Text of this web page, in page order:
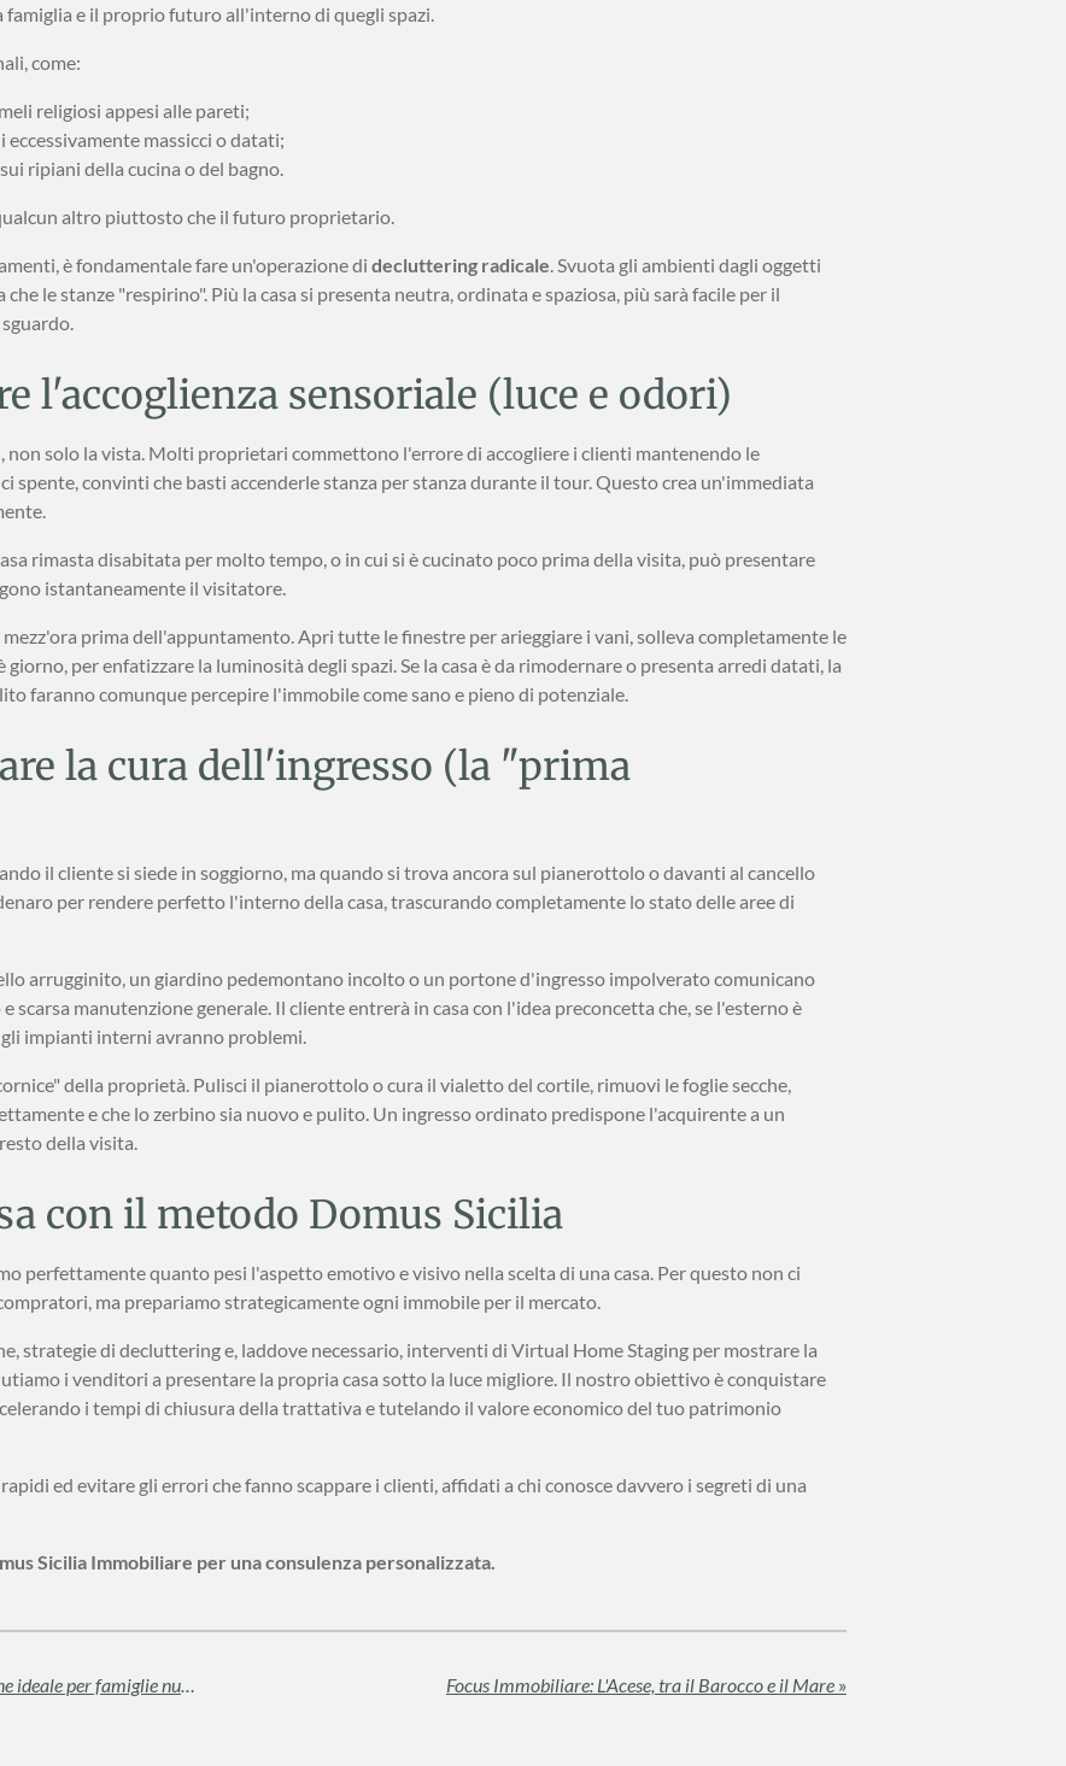
e il proprio futuro all'interno di quegli spazi.
come:
religiosi appesi alle pareti;
massicci o datati;
ripiani della cucina o del bagno.
altro piuttosto che il futuro proprietario.
è fondamentale fare un'operazione di decluttering radicale . Svuota gli ambienti dagli oggetti
le stanze "respirino". Più la casa si presenta neutra, ordinata e spaziosa, più sarà facile per il
l'accoglienza sensoriale (luce e odori)
solo la vista. Molti proprietari commettono l'errore di accogliere i clienti mantenendo le
spente, convinti che basti accenderle stanza per stanza durante il tour. Questo crea un'immediata
rimasta disabitata per molto tempo, o in cui si è cucinato poco prima della visita, può presentare
istantaneamente il visitatore.
prima dell'appuntamento. Apri tutte le finestre per arieggiare i vani, solleva completamente le
giorno, per enfatizzare la luminosità degli spazi. Se la casa è da rimodernare o presenta arredi datati, la
faranno comunque percepire l'immobile come sano e pieno di potenziale.
la cura dell'ingresso (la "prima
il cliente si siede in soggiorno, ma quando si trova ancora sul pianerottolo o davanti al cancello
per rendere perfetto l'interno della casa, trascurando completamente lo stato delle aree di
arrugginito, un giardino pedemontano incolto o un portone d'ingresso impolverato comunicano
scarsa manutenzione generale. Il cliente entrerà in casa con l'idea preconcetta che, se l'esterno è
impianti interni avranno problemi.
della proprietà. Pulisci il pianerottolo o cura il vialetto del cortile, rimuovi le foglie secche,
e che lo zerbino sia nuovo e pulito. Un ingresso ordinato predispone l'acquirente a un
della visita.
con il metodo Domus Sicilia
perfettamente quanto pesi l'aspetto emotivo e visivo nella scelta di una casa. Per questo non ci
ma prepariamo strategicamente ogni immobile per il mercato.
strategie di decluttering e, laddove necessario, interventi di Virtual Home Staging per mostrare la
i venditori a presentare la propria casa sotto la luce migliore. Il nostro obiettivo è conquistare
i tempi di chiusura della trattativa e tutelando il valore economico del tuo patrimonio
ed evitare gli errori che fanno scappare i clienti, affidati a chi conosce davvero i segreti di una
Sicilia Immobiliare per una consulenza personalizzata.
Focus Immobiliare: L'Acese, tra il Barocco e il Mare »